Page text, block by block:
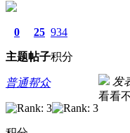
0
主题
25
帖子
934
积分
普通帮众 发
看看